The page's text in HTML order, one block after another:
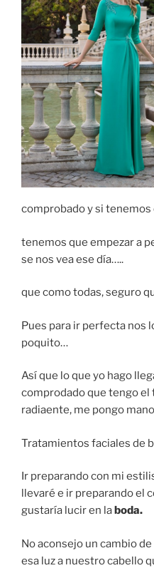
comprobado y si
tenemos que empezar a
se nos vea ese día…..
que como todas, seguro
Pues para ir perfecta nos
poquito…
Así que lo que yo hago
comprodado que tengo
radiaente, me pongo
Tratamientos faciales de
Ir preparando con mi
llevaré e ir preparando el
gustaría lucir en laboda.
No aconsejo un cambio
esa luz a nuestro cabello